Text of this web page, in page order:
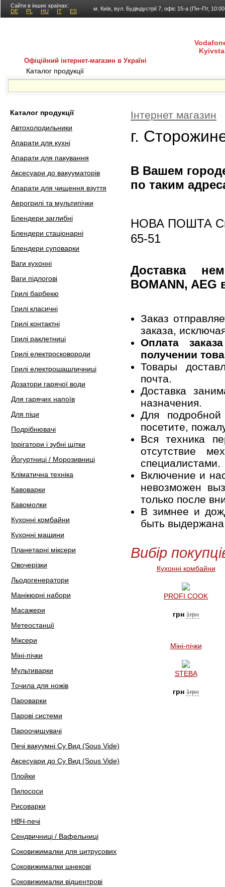
Сайти в інших країнах:
DE
PL HU IT ES м. Київ, вул. Будіндустрії 7, офіс 15-а (Пн–Пт,
Офіційний інтернет-магазин в Україні
Каталог продукції
Каталог продукції
Автохолодильники
Апарати для кухні
Апарати для пакування
Аксесуари до вакууматорів
Апарати для чищення взуття
Аерогрилі та мультипічки
Блендери заглибні
Блендери стаціонарні
Блендери суповарки
Ваги кухонні
Ваги підлогові
Грилі барбекю
Грилі класичні
Грилі контактні
Грилі раклетниці
Грилі електросковороди
Грилі електрошашличниці
Дозатори гарячої води
Для гарячих напоїв
Для піци
Подрібнювачі
Іррігатори і зубні щітки
Йогуртниці / Морозивниці
Кліматична техніка
Кавоварки
Кавомолки
Кухонні комбайни
Кухонні машини
Планетарні міксери
Овочерізки
Льодогенератори
Манікюрні набори
Масажери
Метеостанції
Міксери
Міні-пічки
Мультиварки
Точила для ножів
Пароварки
Парові системи
Пароочищувачі
Печі вакуумні Су Вид (Sous Vide)
Аксесуари до Су Вид (Sous Vide)
Плойки
Пилососи
Рисоварки
НВЧ-печі
Сендвичниці / Вафельниці
Соковижималки для цитрусових
Соковижималки шнекові
Соковижималки відцентрові
Інтернет магазин
г.
В Вашем
по таким
НОВА ПОШТА
65-51
Доставка
BOMANN,
Заказ
заказа,
Оплата
получении
Товары
почта.
Доставка
назначения.
Для
посетите,
Вся техника
отсутствие
специалистами.
Включение и
невозможен
только после
В зимнее и
быть
Вибір
Кухонні комбайни
PROFI COOK
грн 1грн
Міні-пічки
STEBA
грн 1грн